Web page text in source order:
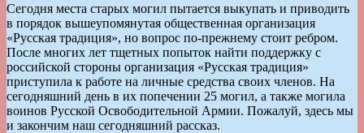
Сегодня места старых могил пытается выкупать и приводить
в порядок вышеупомянутая общественная организация
«Русская традиция», но вопрос по-прежнему стоит ребром.
После многих лет тщетных попыток найти поддержку с
российской стороны организация «Русская традиция»
приступила к работе на личные средства своих членов. На
сегодняшний день в их попечении 25 могил, а также могила
воинов Русской Освободительной Армии. Пожалуй, здесь мы
и закончим наш сегодняшний рассказ.